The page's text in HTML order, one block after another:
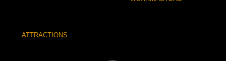
ATTRACTIONS